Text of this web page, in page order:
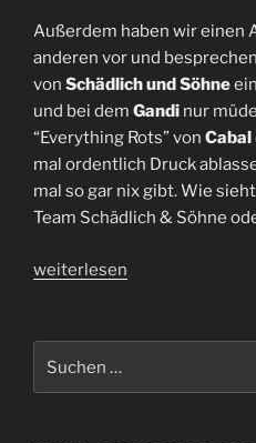
Außerdem haben wir einen
anderen vor und
von Schädlich und Söhne
und bei dem Gandi nur
“Everything Rots” von Cabal
mal ordentlich Druck
mal so gar nix gibt. Wie
Team Schädlich & Söhne
„Cabal
|
Folge
weiterlesen